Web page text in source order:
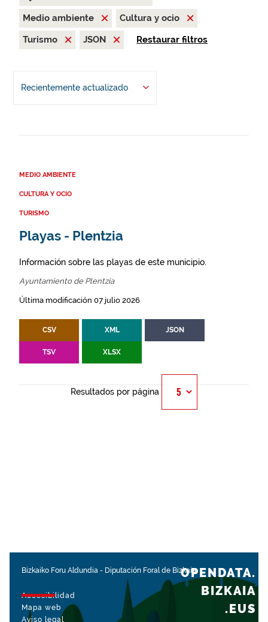
Medio ambiente
Cultura y ocio
Turismo
JSON Restaurar filtros
Recientemente actualizado
MEDIO AMBIENTE
CULTURA Y OCIO
TURISMO
Playas - Plentzia
Información sobre las playas de este municipio.
Ayuntamiento de Plentzia
Última modificación 07 julio 2026
CSV XML JSON
TSV XLSX
Resultados por página
Bizkaiko Foru Aldundia - Diputación Foral de Bizkaia
Accesibilidad
Mapa web
Aviso legal
OPENDATA.
BIZKAIA
.EUS